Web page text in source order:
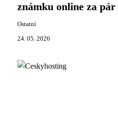
známku online za
Ostatní
24. 05. 2026